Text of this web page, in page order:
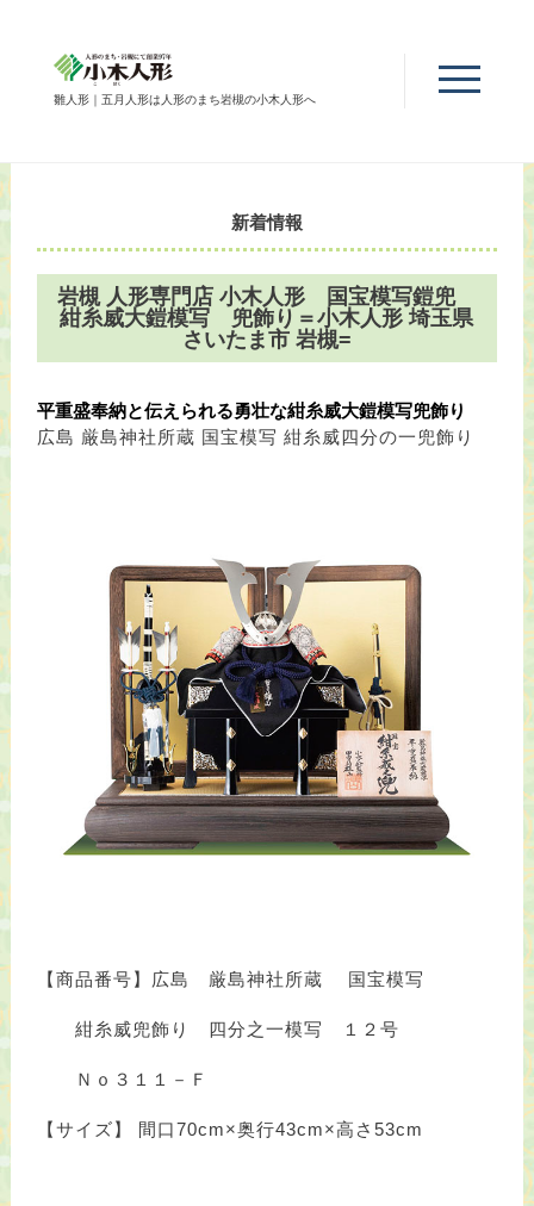
雛人形｜五月人形は人形のまち岩槻の小木人形へ
新着情報
岩槻 人形専門店 小木人形 国宝模写鎧兜
紺糸威大鎧模写 兜飾り＝小木人形 埼玉県
さいたま市 岩槻=
平重盛奉納と伝えられる勇壮な紺糸威大鎧模写兜飾り
広島 厳島神社所蔵 国宝模写 紺糸威四分の一兜飾り
【商品番号】広島 厳島神社所蔵 国宝模写
紺糸威兜飾り 四分之一模写 １２号
Ｎｏ３１１－Ｆ
【サイズ】 間口70cm×奥行43cm×高さ53cm